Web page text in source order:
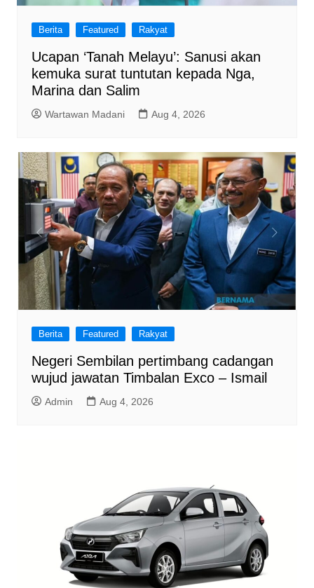
Berita Featured Rakyat
Ucapan ‘Tanah Melayu’: Sanusi akan
kemuka surat tuntutan kepada Nga,
Marina dan Salim
Wartawan Madani Aug 4, 2026
Berita Featured Rakyat
Negeri Sembilan pertimbang cadangan
wujud jawatan Timbalan Exco – Ismail
Admin Aug 4, 2026